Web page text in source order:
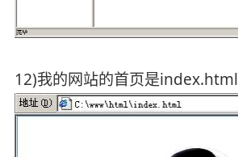
12)我的网站的首页是index.html